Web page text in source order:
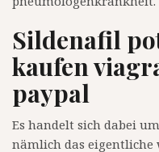
Sildenafil
kaufen
paypal
Es handelt sich dabei
nämlich das eigentliche